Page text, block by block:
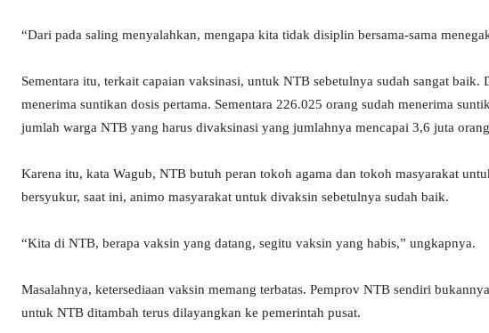
“Dari pada saling menyalahkan, mengapa kita tidak disiplin bersama-sama
Sementara itu, terkait capaian vaksinasi, untuk NTB sebetulnya sudah sangat
menerima suntikan dosis pertama. Sementara 226.025 orang sudah menerima
jumlah warga NTB yang harus divaksinasi yang jumlahnya mencapai 3,6 juta
Karena itu, kata Wagub, NTB butuh peran tokoh agama dan tokoh masyarakat
bersyukur, saat ini, animo masyarakat untuk divaksin sebetulnya sudah baik.
“Kita di NTB, berapa vaksin yang datang, segitu vaksin yang habis,” ungkapnya.
Masalahnya, ketersediaan vaksin memang terbatas. Pemprov NTB sendiri
untuk NTB ditambah terus dilayangkan ke pemerintah pusat.